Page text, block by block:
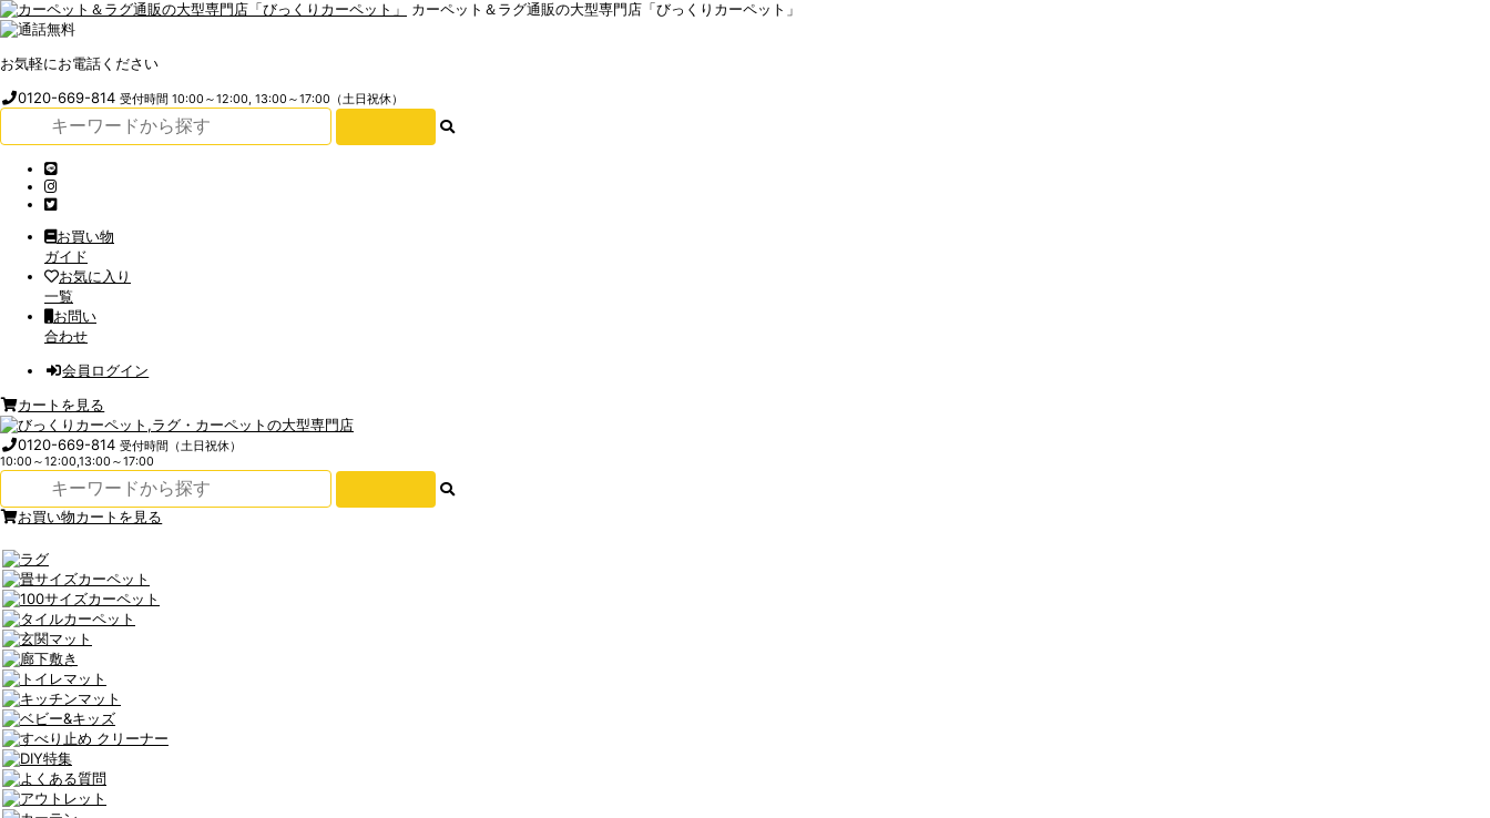
カーペット＆ラグ通販の大型専門店「びっくりカーペット」
お気軽にお電話ください
0120-669-814受付時間 10:00～12:00, 13:00～17:00（土日祝休）
お買い物
ガイド
お気に入り
一覧
お問い
合わせ
会員ログイン
カートを見る
0120-669-814受付時間（土日祝休）
10:00～12:00,13:00～17:00
お買い物カートを見る